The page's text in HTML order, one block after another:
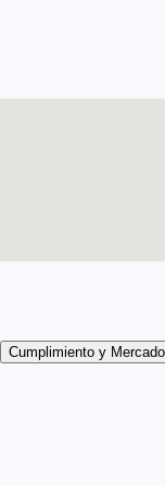
Cumplimiento y